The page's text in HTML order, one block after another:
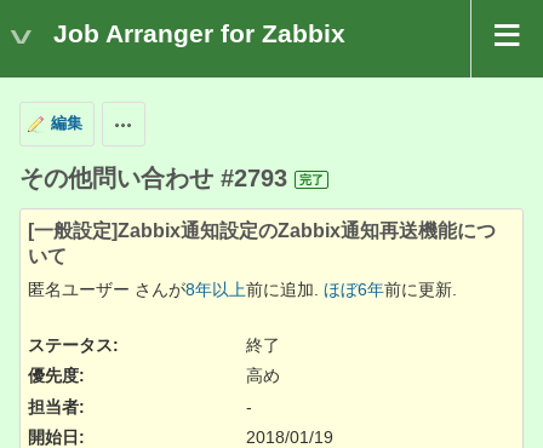
Job Arranger for Zabbix
編集
その他問い合わせ #2793 完了
[一般設定]Zabbix通知設定のZabbix通知再送機能につ
いて
匿名ユーザー さんが8年以上前に追加. ほぼ6年前に更新.
ステータス:
終了
優先度:
高め
担当者:
-
開始日:
2018/01/19